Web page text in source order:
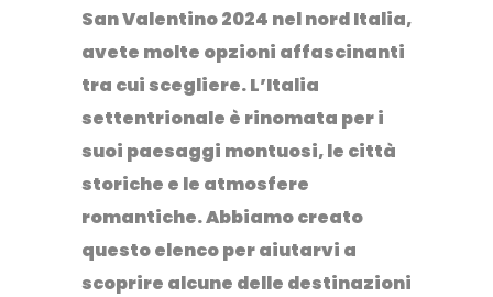
San Valentino 2024 nel nord Italia,
avete molte opzioni affascinanti
tra cui scegliere. L’Italia
settentrionale è rinomata per i
suoi paesaggi montuosi, le città
storiche e le atmosfere
romantiche. Abbiamo creato
questo elenco per aiutarvi a
scoprire alcune delle destinazioni